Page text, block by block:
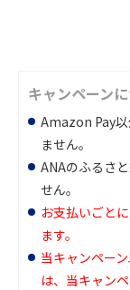
キャンペーン
Amazon Pay以
ません。
ANAのふるさ
せん。
お支払いごと
ます。
当キャンペー
は、当キャン